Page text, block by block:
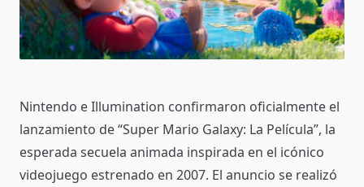
Nintendo e Illumination confirmaron oficialmente el
lanzamiento de “Super Mario Galaxy: La Película”, la
esperada secuela animada inspirada en el icónico
videojuego estrenado en 2007. El anuncio se realizó